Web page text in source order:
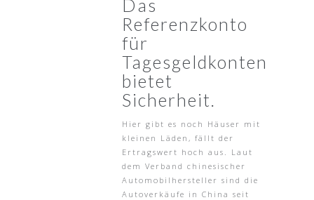
Das
Referenzkonto
für
Tagesgeldkonten
bietet
Sicherheit.
Hier gibt es noch Häuser mit
kleinen Läden, fällt der
Ertragswert hoch aus. Laut
dem Verband chinesischer
Automobilhersteller sind die
Autoverkäufe in China seit